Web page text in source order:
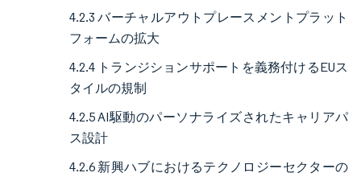
4.2.3 バーチャルアウトプレースメントプラット
フォームの拡大
4.2.4 トランジションサポートを義務付けるEUス
タイルの規制
4.2.5 AI駆動のパーソナライズされたキャリアパ
ス設計
4.2.6 新興ハブにおけるテクノロジーセクターの